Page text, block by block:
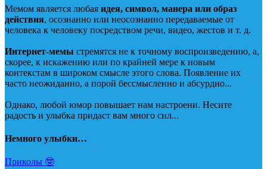
Мемом является любая идея, символ, манера или образ
действия, осознанно или неосознанно передаваемые от
человека к человеку посредством речи, видео, жестов и т. д.
Интернет-мемы стремятся не к точному воспроизведению, а,
скорее, к искажению или по крайней мере к новым
контекстам в широком смысле этого слова. Появление их
часто неожиданно, а порой бессмысленно и абсурдно...
Однако, любой юмор повышает нам настроени. Несите
радость и улыбка придаст вам много сил...
Немного улыбки…
Приколы 🤓